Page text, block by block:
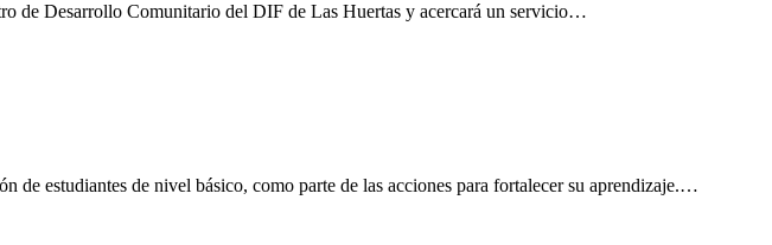
de Desarrollo Comunitario del DIF de Las Huertas y acercará un servicio…
estudiantes de nivel básico, como parte de las acciones para fortalecer su aprendizaje.…